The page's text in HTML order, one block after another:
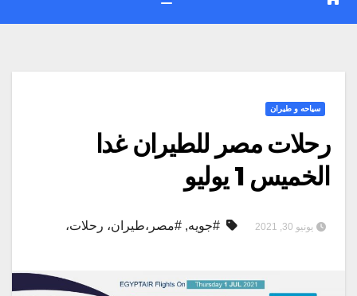
سياحه و طيران
رحلات مصر للطيران غدا
الخميس 1 يوليو
يونيو 30, 2021 #جويه, #مصر،طيران، رحلات،